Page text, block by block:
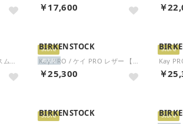
￥17,600 ￥
Tokio PRO / トキオ PRO スムースレザー 【レギュラー幅】 UNISEX （ホワイト）
Store
BIRKENSTOCK
Kay PRO / ケイ PRO レザー 【レギュラー幅】 UNISEX （ホワイト）
￥25,300
再入荷
Store
￥
Store
BIRKENSTOCK Store